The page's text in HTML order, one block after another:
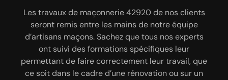
Les travaux de maçonnerie 42920 de nos clients
seront remis entre les mains de notre équipe
d’artisans maçons. Sachez que tous nos experts
ont suivi des formations spécifiques leur
permettant de faire correctement leur travail, que
ce soit dans le cadre d’une rénovation ou sur un
Les marches d’escalier en mauvais état peuvent
entraîner des accidents, d’où la nécessité de faire
appel à MARCHAL Renovation 42 pour réaliser des
travaux de maçonnerie 42920 liés à la réparation
d’escalier. Que vous ayez un escalier en bois massif,
en béton ou encore en métal, nous allons adopter
MARCHAL Renovation 42
Préalablement à la pose de carrelage, de parquet,
de plancher ou de tout autre revêtement de sol, il
est indispensable de procéder à la réalisation de
chape. Cela offre un rendu exceptionnel au
revêtement de sol à poser. En effet, la chape va